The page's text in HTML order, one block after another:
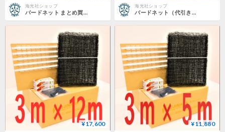
海光社ショップ
バードネット まとめ買い（代引き不可）
海光社ショップ
バードネット（代引き不可）
¥17,600 ¥11,880